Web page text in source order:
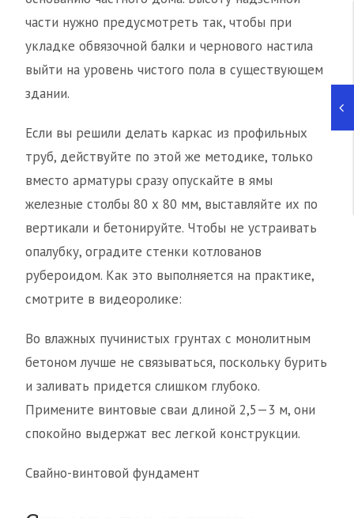
части нужно предусмотреть так, чтобы при
укладке обвязочной балки и чернового настила
выйти на уровень чистого пола в существующем
здании.
Если вы решили делать каркас из профильных
труб, действуйте по этой же методике, только
вместо арматуры сразу опускайте в ямы
железные столбы 80 х 80 мм, выставляйте их по
вертикали и бетонируйте. Чтобы не устраивать
опалубку, оградите стенки котлованов
рубероидом. Как это выполняется на практике,
смотрите в видеоролике:
Во влажных пучинистых грунтах с монолитным
бетоном лучше не связываться, поскольку бурить
и заливать придется слишком глубоко.
Примените винтовые сваи длиной 2,5—3 м, они
спокойно выдержат вес легкой конструкции.
Свайно-винтовой фундамент